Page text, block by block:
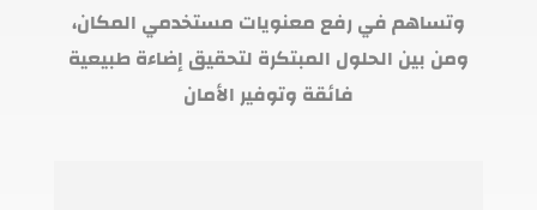
وتساهم في رفع معنويات مستخدمي المكان،
ومن بين الحلول المبتكرة لتحقيق إضاءة طبيعية
فائقة وتوفير الأمان